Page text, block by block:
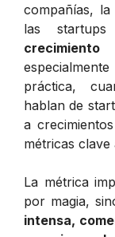
compañías,
las
práctica,
hablan de
a
métricas clave
La métrica
por magia,
intensa,